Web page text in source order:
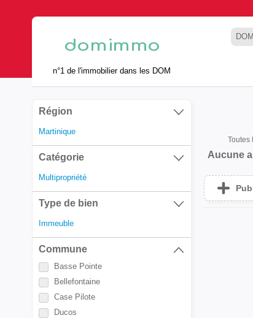
n°1 de l'immobilier dans les DOM
Région
Martinique
Catégorie
Multipropriété
Type de bien
Immeuble
Commune
Basse Pointe
Bellefontaine
Case Pilote
Ducos
Toutes
Aucune